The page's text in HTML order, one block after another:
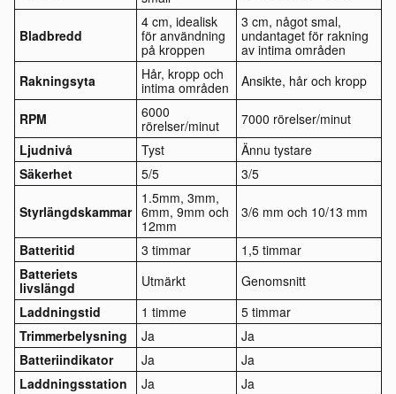
Bladbredd
4 cm, idealisk
för användning
på kroppen
3 cm, något smal,
undantaget för rakning
av intima områden
Rakningsyta
Hår, kropp och
intima områden
Ansikte, hår och kropp
RPM
6000
rörelser/minut
7000 rörelser/minut
Ljudnivå
Tyst
Ännu tystare
Säkerhet
5/5 3/5
Styrlängdskammar
1.5mm, 3mm,
6mm, 9mm och
12mm
3/6 mm och 10/13 mm
Batteritid 3 timmar
1,5 timmar
Batteriets
livslängd
Utmärkt
Genomsnitt
Laddningstid
1 timme
5 timmar
Trimmerbelysning
Ja
Ja
Batteriindikator
Ja
Ja
Laddningsstation
Ja
Ja